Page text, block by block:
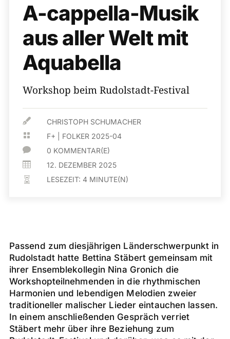
A-cappella-Musik
aus aller Welt mit
Aquabella
Workshop beim Rudolstadt-Festival
 CHRISTOPH SCHUMACHER
 F+ FOLKER 2025-04
 0 KOMMENTAR(E)
 12. DEZEMBER 2025
 LESEZEIT: 4 MINUTE(N)
Passend zum diesjährigen Länderschwerpunkt in
Rudolstadt hatte Bettina Stäbert gemeinsam mit
ihrer Ensemblekollegin Nina Gronich die
Workshopteilnehmenden in die rhythmischen
Harmonien und lebendigen Melodien zweier
traditioneller malischer Lieder eintauchen lassen.
In einem anschließenden Gespräch verriet
Stäbert mehr über ihre Beziehung zum